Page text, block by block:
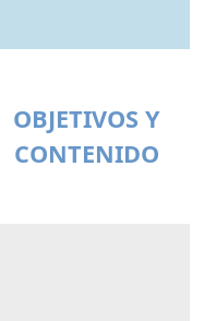
OBJETIVOS Y
CONTENIDO